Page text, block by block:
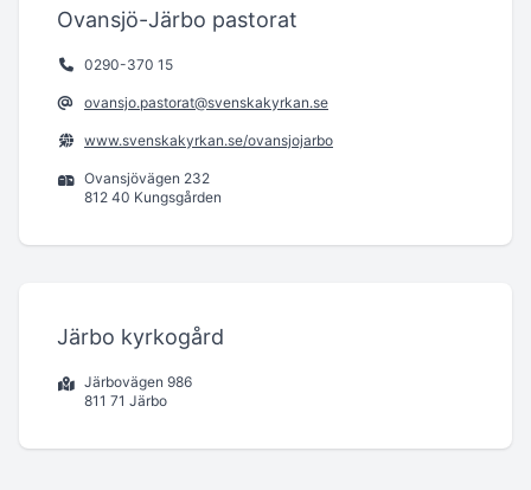
Ovansjö-Järbo pastorat
0290-370 15
ovansjo.pastorat@svenskakyrkan.se
www.svenskakyrkan.se/ovansjojarbo
Ovansjövägen 232
812 40 Kungsgården
Järbo kyrkogård
Järbovägen 986
811 71 Järbo